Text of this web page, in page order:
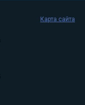
Карта сайта